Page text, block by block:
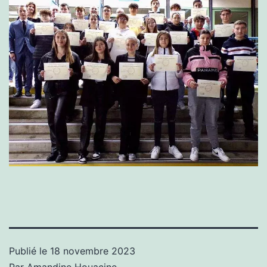
Publié le 18 novembre 2023